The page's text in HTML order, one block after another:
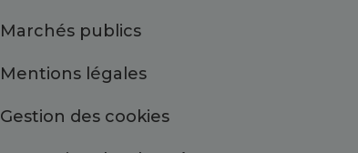
Marchés publics
Mentions légales
Gestion des cookies